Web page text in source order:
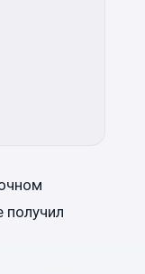
получил